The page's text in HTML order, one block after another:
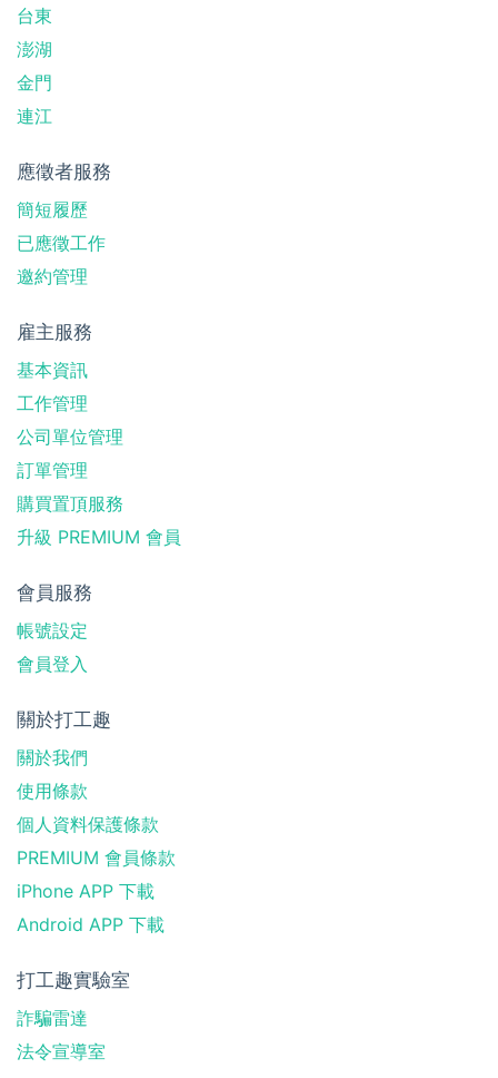
台東
澎湖
金門
連江
應徵者服務
簡短履歷
已應徵工作
邀約管理
雇主服務
基本資訊
工作管理
公司單位管理
訂單管理
購買置頂服務
升級 PREMIUM 會員
會員服務
帳號設定
會員登入
關於打工趣
關於我們
使用條款
個人資料保護條款
PREMIUM 會員條款
iPhone APP 下載
Android APP 下載
打工趣實驗室
詐騙雷達
法令宣導室